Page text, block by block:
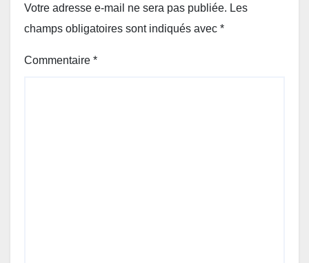
Votre adresse e-mail ne sera pas publiée. Les
champs obligatoires sont indiqués avec *
Commentaire *